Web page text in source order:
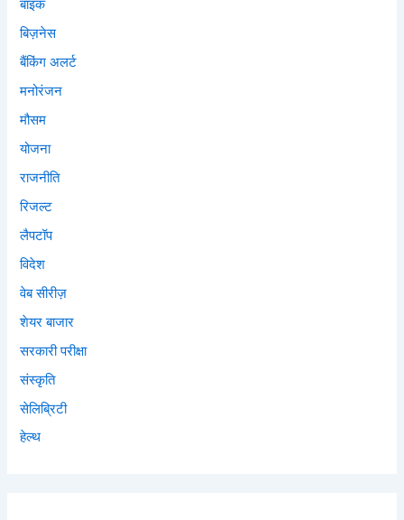
बाइक
बिज़नेस
बैंकिंग अलर्ट
मनोरंजन
मौसम
योजना
राजनीति
रिजल्ट
लैपटॉप
विदेश
वेब सीरीज़
शेयर बाजार
सरकारी परीक्षा
संस्कृति
सेलिब्रिटी
हेल्थ